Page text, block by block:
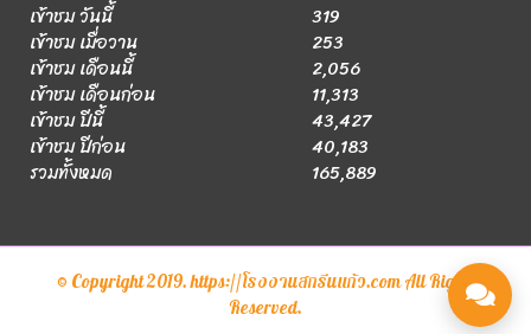
เข้าชม วันนี้
319
เข้าชม เมื่อวาน
253
เข้าชม เดือนนี้
2,056
เข้าชม เดือนก่อน
11,313
เข้าชม ปีนี้
43,427
เข้าชม ปีก่อน
40,183
รวมทั้งหมด
165,889
© Copyright 2019. https://โรงงานสกรีนแก้ว.com All Rights
Reserved.